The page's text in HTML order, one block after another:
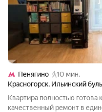
Пенягино
10 мин.
Красногорск, Ильинский
Квартира полностью
качественный ремонт в